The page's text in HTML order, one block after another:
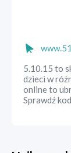
5.10.15 to
dzieci w
online to
Sprawdź